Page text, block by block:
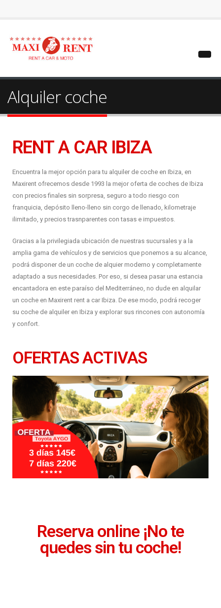
Alquiler coche
RENT A CAR IBIZA
Encuentra la mejor opción para tu alquiler de coche en Ibiza, en
Maxirent ofrecemos desde 1993 la mejor oferta de coches de Ibiza
con precios finales sin sorpresa, seguro a todo riesgo con
franquicia, depósito lleno-lleno sin corgo de llenado, kilometraje
ilimitado, y precios trasnparentes con tasas e impuestos.
Gracias a la privilegiada ubicación de nuestras sucursales y a la
amplia gama de vehículos y de servicios que ponemos a su alcance,
podrá disponer de un coche de alquier moderno y completamente
adaptado a sus necesidades. Por eso, si desea pasar una estancia
encantadora en este paraíso del Mediterráneo, no dude en alquilar
un coche en Maxirent rent a car Ibiza. De ese modo, podrá recoger
su coche de alquiler en Ibiza y explorar sus rincones con autonomía
y confort.
OFERTAS ACTIVAS
Reserva online ¡No te
quedes sin tu coche!